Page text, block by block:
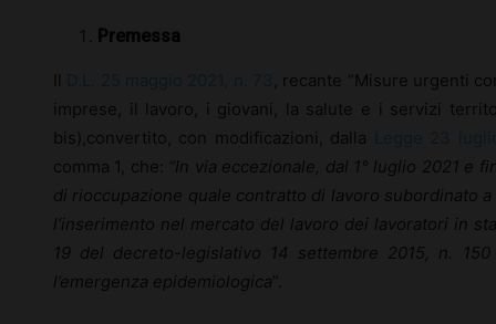
Premessa
, recante “Misure urgenti
imprese, il lavoro, i giovani, la salute e i servizi
bis),convertito, con modificazioni, dalla
comma 1, che:
“In via eccezionale, dal 1° luglio 2021 e
di rioccupazione quale contratto di lavoro subordinato
l’inserimento nel mercato del lavoro dei lavoratori in
19 del decreto-legislativo 14 settembre 2015, n.
l’emergenza epidemiologica”.